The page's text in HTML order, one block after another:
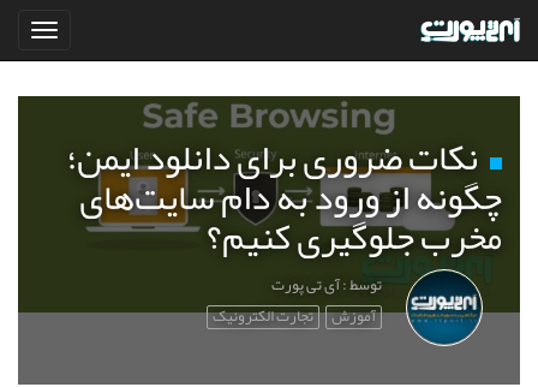
نکات ضروری برای دانلود ایمن؛
چگونه از ورود به دام سایت‌های
مخرب جلوگیری کنیم؟
توسط : آی تی پورت
آموزش تجارت الکترونیک